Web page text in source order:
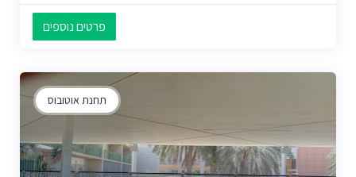
פרטים נוספים
תחנת אוטובוס